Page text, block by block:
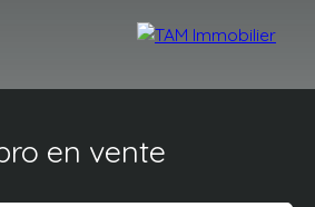
Estimez votre bien
en vente